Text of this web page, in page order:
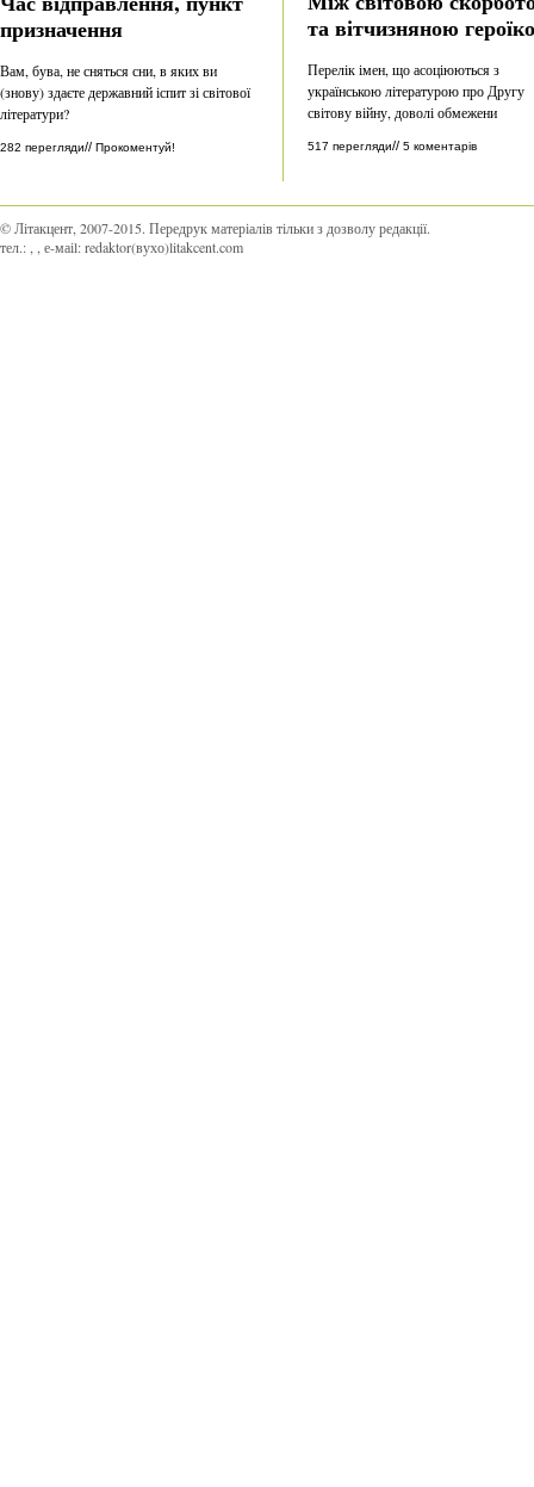
призначення
Вам, бува, не сняться сни, в яких ви
(знову) здаєте державний іспит зі світової
літератури?
282 перегляди// Прокоментуй!
та вітчизняною
Перелік імен, що асоціюються з
українською літературою про Другу
світову війну, доволі обмежени
517 перегляди// 5 коментарів
© Літакцент, 2007-2015. Передрук матеріалів тільки з дозволу редакції.
тел.:
, е-маіl:redaktor(вухо)litakcent.com